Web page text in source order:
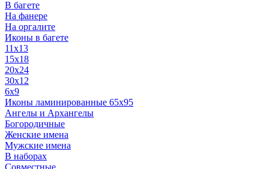
В багете
На фанере
На оргалите
Иконы в багете
11x13
15x18
20x24
30х12
6x9
Иконы ламинированные 65x95
Ангелы и Архангелы
Богородичные
Женские имена
Мужские имена
В наборах
Совместные